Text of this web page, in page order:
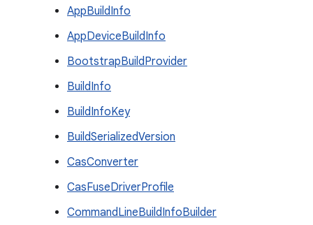
AppBuildInfo
AppDeviceBuildInfo
BootstrapBuildProvider
BuildInfo
BuildInfoKey
BuildSerializedVersion
CasConverter
CasFuseDriverProfile
CommandLineBuildInfoBuilder